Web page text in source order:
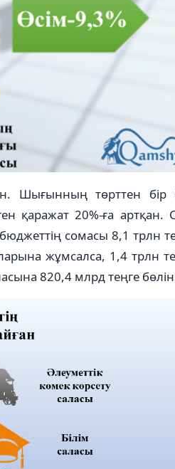
Шығынның төрттен бір
қаражат 20%-ға артқан.
сомасы 8,1 трлн
жұмсалса, 1,4 трлн
820,4 млрд теңге